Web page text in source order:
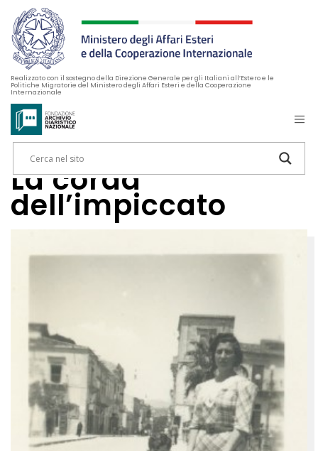
Realizzato con il sostegno della Direzione Generale per gli Italiani all’Estero e le
Politiche Migratorie del Ministero degli Affari Esteri e della Cooperazione
Internazionale
La corda
dell’impiccato